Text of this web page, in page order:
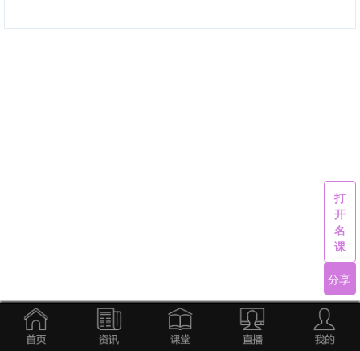
分享
打
开
名
课